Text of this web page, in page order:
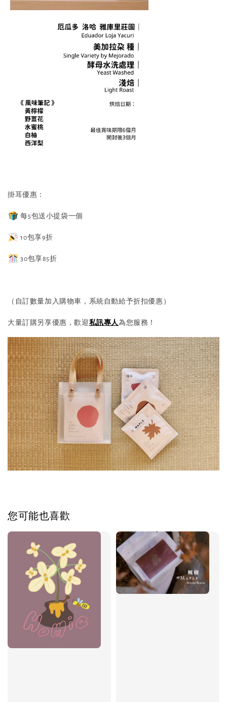
掛耳優惠：
每5包送小提袋一個
10包享9折
30包享85折
（自訂數量加入購物車，系統自動給予折扣優惠）
大量訂購另享優惠，歡迎私訊專人為您服務！
您可能也喜歡